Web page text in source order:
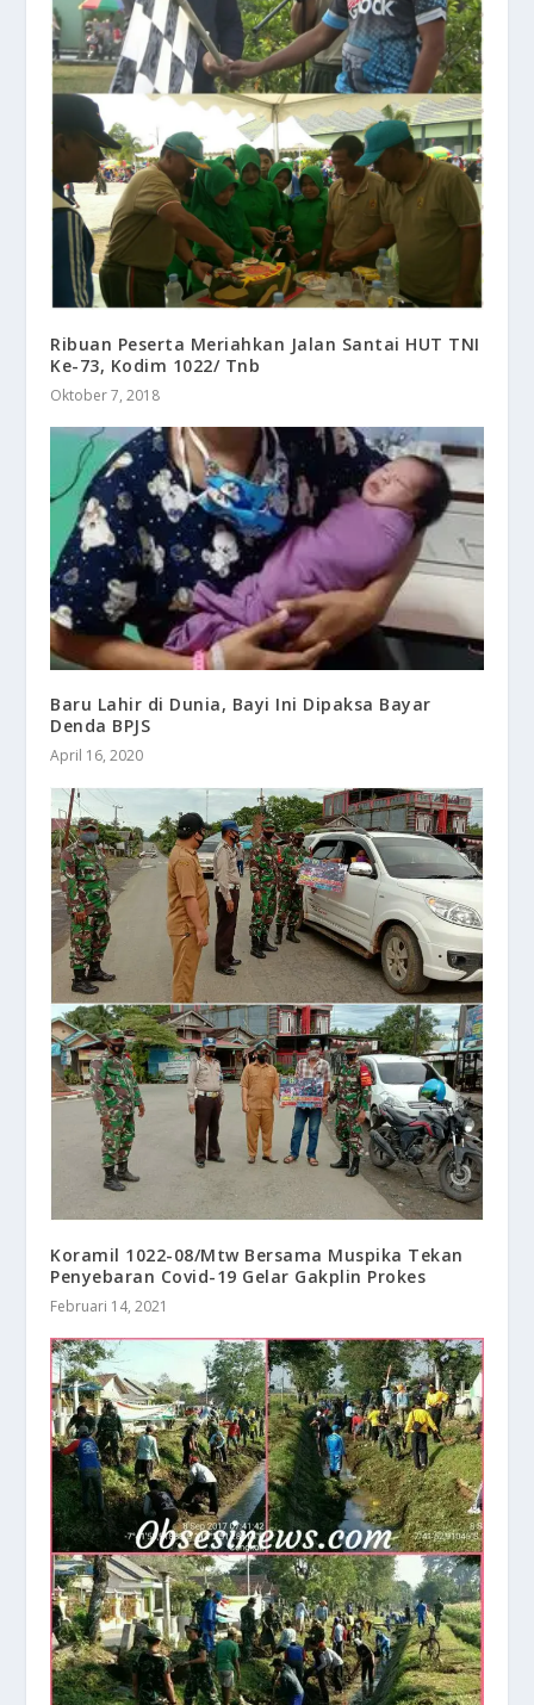
Ribuan Peserta Meriahkan Jalan Santai HUT TNI
Ke-73, Kodim 1022/ Tnb
Oktober 7, 2018
Baru Lahir di Dunia, Bayi Ini Dipaksa Bayar
Denda BPJS
April 16, 2020
Koramil 1022-08/Mtw Bersama Muspika Tekan
Penyebaran Covid-19 Gelar Gakplin Prokes
Februari 14, 2021